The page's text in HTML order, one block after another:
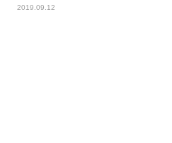
2019.09.12